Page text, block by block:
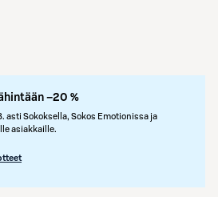
–20 %
asti Sokoksella, Sokos Emotionissa ja
asiakkaille.